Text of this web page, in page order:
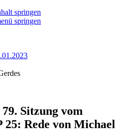
springen
springen
79. Sitzung vom
25: Rede von Michael